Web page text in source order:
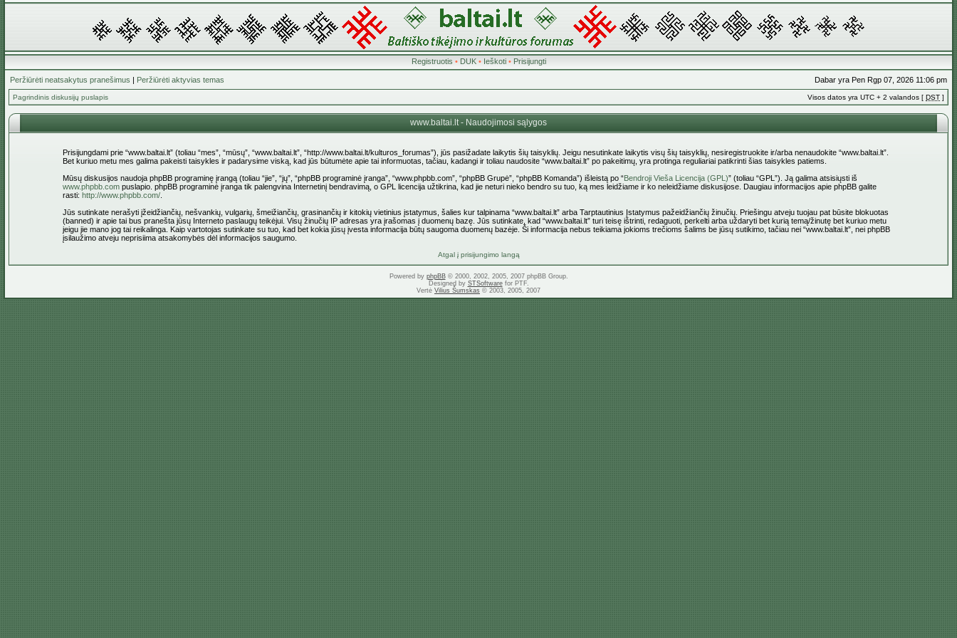
Registruotis • DUK• Ieškoti• Prisijungti
Peržiūrėti neatsakytus pranešimus | Peržiūrėti aktyvias temas Dabar yra Pen Rgp 07, 2026 11:06 pm
Pagrindinis diskusijų puslapis Visos datos yra UTC + 2 valandos [ DST ]
www.baltai.lt - Naudojimosi sąlygos
Prisijungdami prie “www.baltai.lt” (toliau “mes”, “mūsų”, “www.baltai.lt”, “http://www.baltai.lt/kulturos_forumas”), jūs pasižadate laikytis šių taisyklių. Jeigu nesutinkate laikytis visų šių taisyklių, nesiregistruokite ir/arba nenaudokite “www.baltai.lt”.
Bet kuriuo metu mes galima pakeisti taisykles ir padarysime viską, kad jūs būtumėte apie tai informuotas, tačiau, kadangi ir toliau naudosite “www.baltai.lt” po pakeitimų, yra protinga reguliariai patikrinti šias taisykles patiems.
Mūsų diskusijos naudoja phpBB programinę įrangą (toliau “jie”, “jų”, “phpBB programinė įranga”, “www.phpbb.com”, “phpBB Grupė”, “phpBB Komanda”) išleistą po “Bendroji Vieša Licencija (GPL)” (toliau “GPL”). Ją galima atsisiųsti iš
www.phpbb.compuslapio. phpBB programinė įranga tik palengvina Internetinį bendravimą, o GPL licencija užtikrina, kad jie neturi nieko bendro su tuo, ką mes leidžiame ir ko neleidžiame diskusijose. Daugiau informacijos apie phpBB galite
rasti: http://www.phpbb.com/.
Jūs sutinkate nerašyti įžeidžiančių, nešvankių, vulgarių, šmeižiančių, grasinančių ir kitokių vietinius įstatymus, šalies kur talpinama “www.baltai.lt” arba Tarptautinius Įstatymus pažeidžiančių žinučių. Priešingu atveju tuojau pat būsite blokuotas
(banned) ir apie tai bus pranešta jūsų Interneto paslaugų teikėjui. Visų žinučių IP adresas yra įrašomas į duomenų bazę. Jūs sutinkate, kad “www.baltai.lt” turi teisę ištrinti, redaguoti, perkelti arba uždaryti bet kurią temą/žinutę bet kuriuo metu
jeigu jie mano jog tai reikalinga. Kaip vartotojas sutinkate su tuo, kad bet kokia jūsų įvesta informacija būtų saugoma duomenų bazėje. Ši informacija nebus teikiama jokioms trečioms šalims be jūsų sutikimo, tačiau nei “www.baltai.lt”, nei phpBB
įsilaužimo atveju neprisiima atsakomybės dėl informacijos saugumo.
Atgal į prisijungimo langą
Powered by phpBB© 2000, 2002, 2005, 2007 phpBB Group.
Designed by STSoftwarefor PTF.
Vertė Vilius Šumskas © 2003, 2005, 2007